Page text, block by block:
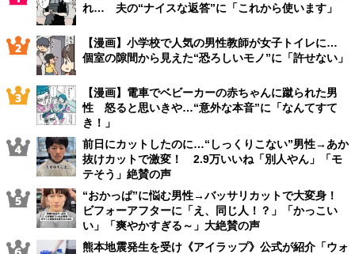
れ… 夫の“ナイスな返答”に「これから使います」
【漫画】小学校で人気の男性教師が女子トイレに…
個室の隙間から見えた“恐ろしいモノ”に「許せない」
【漫画】電車でベビーカーの赤ちゃんに蹴られた男
性 怒ると思いきや…“意外な本音”に「なんてすて
き！」
前日にカットしたのに…“しっくりこない”男性→あか
抜けカットで激変！ 2.9万いいね「別人やん」「モ
テそう」絶賛の声
“おかっぱ”に悩む男性→バッサリカットで大変身！
ビフォーアフターに「え、同じ人！？」「かっこい
い」「爽やかすぎる～」大絶賛の声
熊本地震発生を受け《アイラップ》公式が紹介「ウォ